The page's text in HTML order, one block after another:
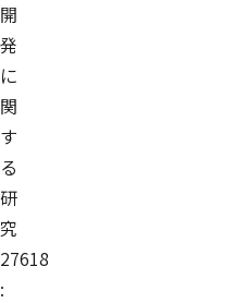
開
発
に
関
す
る
研
究
27618
: